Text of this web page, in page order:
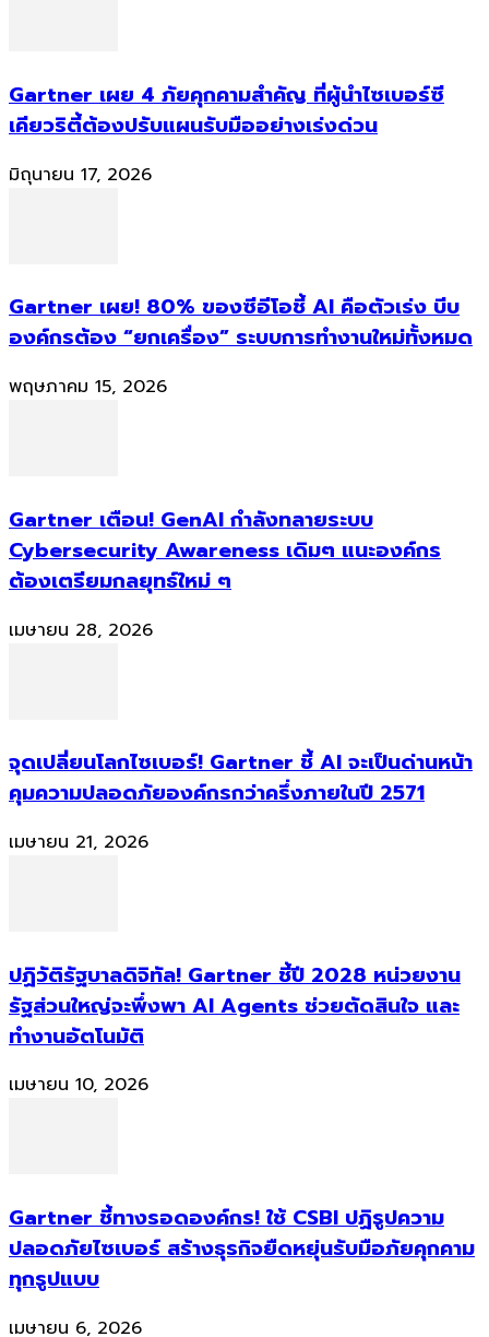
Gartner เผย 4 ภัยคุกคามสำคัญ ที่ผู้นำไซเบอร์ซี
เคียวริตี้ต้องปรับแผนรับมืออย่างเร่งด่วน
มิถุนายน 17, 2026
Gartner เผย! 80% ของซีอีโอชี้ AI คือตัวเร่ง บีบ
องค์กรต้อง “ยกเครื่อง” ระบบการทำงานใหม่ทั้งหมด
พฤษภาคม 15, 2026
Gartner เตือน! GenAI กำลังทลายระบบ
Cybersecurity Awareness เดิมๆ แนะองค์กร
ต้องเตรียมกลยุทธ์ใหม่ ๆ
เมษายน 28, 2026
จุดเปลี่ยนโลกไซเบอร์! Gartner ชี้ AI จะเป็นด่านหน้า
คุมความปลอดภัยองค์กรกว่าครึ่งภายในปี 2571
เมษายน 21, 2026
ปฏิวัติรัฐบาลดิจิทัล! Gartner ชี้ปี 2028 หน่วยงาน
รัฐส่วนใหญ่จะพึ่งพา AI Agents ช่วยตัดสินใจ และ
ทำงานอัตโนมัติ
เมษายน 10, 2026
Gartner ชี้ทางรอดองค์กร! ใช้ CSBI ปฏิรูปความ
ปลอดภัยไซเบอร์ สร้างธุรกิจยืดหยุ่นรับมือภัยคุกคาม
ทุกรูปแบบ
เมษายน 6, 2026